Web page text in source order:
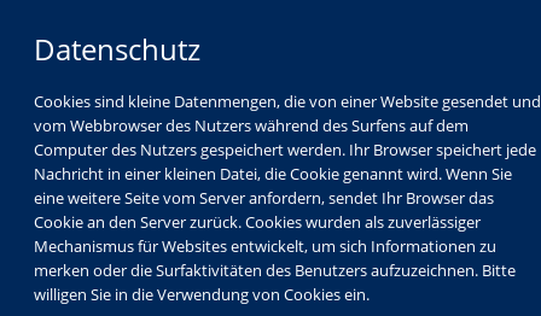
Datenschutz
Cookies sind kleine Datenmengen, die von einer Website gesendet und
vom Webbrowser des Nutzers während des Surfens auf dem
Computer des Nutzers gespeichert werden. Ihr Browser speichert jede
Nachricht in einer kleinen Datei, die Cookie genannt wird. Wenn Sie
eine weitere Seite vom Server anfordern, sendet Ihr Browser das
Cookie an den Server zurück. Cookies wurden als zuverlässiger
Mechanismus für Websites entwickelt, um sich Informationen zu
merken oder die Surfaktivitäten des Benutzers aufzuzeichnen. Bitte
willigen Sie in die Verwendung von Cookies ein.
Programm
Schulabschlüsse
Schulkindbetreuung
Service